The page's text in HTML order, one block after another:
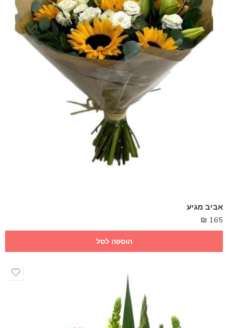
אביב מגיע
165
₪
הוספה לסל